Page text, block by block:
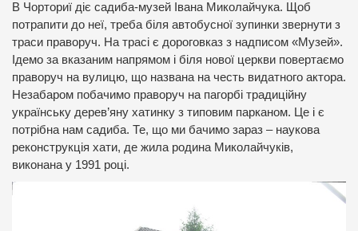
В Чорториї діє садиба-музей Івана Миколайчука. Щоб
потрапити до неї, треба біля автобусної зупинки звернути з
траси праворуч. На трасі є дороговказ з надписом «Музей».
Ідемо за вказаним напрямом і біля нової церкви повертаємо
праворуч на вулицю, що названа на честь видатного актора.
Незабаром побачимо праворуч на пагорбі традиційну
українську дерев’яну хатинку з типовим парканом. Це і є
потрібна нам садиба. Те, що ми бачимо зараз – наукова
реконструкція хати, де жила родина Миколайчуків,
виконана у 1991 році.